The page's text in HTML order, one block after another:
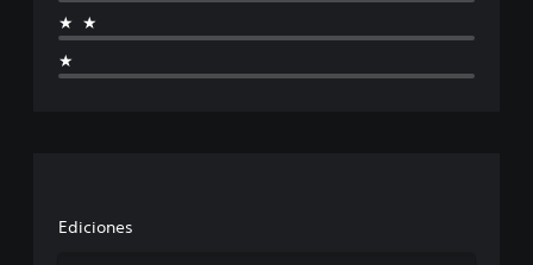
★★
★
Ediciones